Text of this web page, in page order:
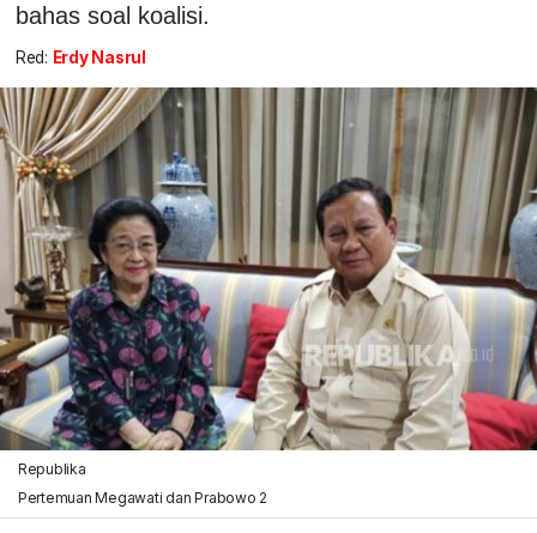
bahas soal koalisi.
Red: Erdy Nasrul
Republika
Pertemuan Megawati dan Prabowo 2